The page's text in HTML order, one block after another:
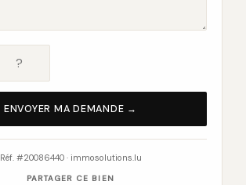
ENVOYER MA DEMANDE →
Réf. #20086440 · immosolutions.lu
PARTAGER CE BIEN